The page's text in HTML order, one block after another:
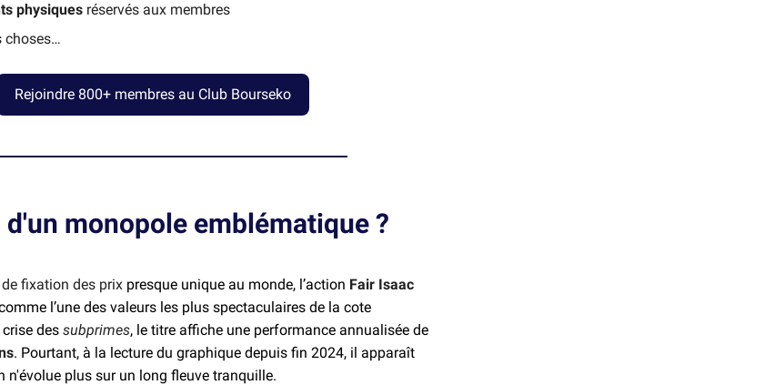
physiques réservés aux membres
choses…
Rejoindre 800+ membres au Club Bourseko
d'un monopole emblématique ?
fixation des prix presque unique au monde, l’action Fair Isaac
l’une des valeurs les plus spectaculaires de la cote
des subprimes, le titre affiche une performance annualisée de
. Pourtant, à la lecture du graphique depuis fin 2024, il apparaît
n'évolue plus sur un long fleuve tranquille.